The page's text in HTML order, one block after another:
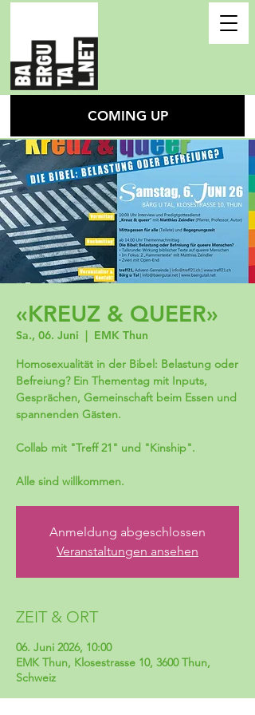
COMING UP
«KREUZ & QUEER»
Sa., 06. Juni
  |
EMK Thun
Homosexualität in der Bibel: Belastung oder
Befreiung? Ein Thementag mit Inputs,
Gesprächen, Gemeinschaft beim Essen und
spannenden Gästen.
Collab mit "Treff 21" und "Kinship".
Alle sind willkommen.
Anmeldung abgeschlossen
Veranstaltungen ansehen
ZEIT & ORT
06. Juni 2026, 10:00
EMK Thun, Klosestrasse 10, 3600 Thun,
Schweiz